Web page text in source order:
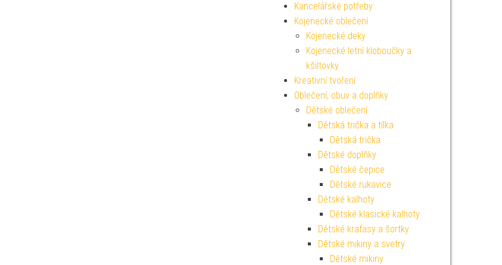
Kancelářské potřeby
Kojenecké oblečení
Kojenecké deky
Kojenecké letní kloboučky a
kšiltovky
Kreativní tvoření
Oblečení, obuv a doplňky
Dětské oblečení
Dětská trička a tílka
Dětská trička
Dětské doplňky
Dětské čepice
Dětské rukavice
Dětské kalhoty
Dětské klasické kalhoty
Dětské kraťasy a šortky
Dětské mikiny a svetry
Dětské mikiny